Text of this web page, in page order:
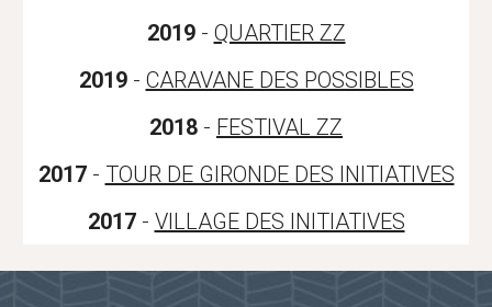
2019 - QUARTIER ZZ
2019 - CARAVANE DES POSSIBLES
2018 - FESTIVAL ZZ
2017 - TOUR DE GIRONDE DES INITIATIVES
2017 - VILLAGE DES INITIATIVES